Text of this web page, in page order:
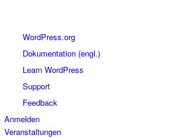
WordPress
WordPress.org
Dokumentation (engl.)
Learn WordPress
Support
Feedback
Anmelden
Veranstaltungen